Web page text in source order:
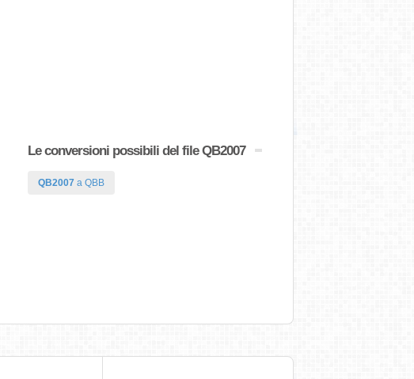
Le conversioni possibili del file QB2007
QB2007 a QBB